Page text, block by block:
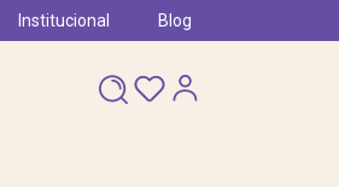
Institucional Blog